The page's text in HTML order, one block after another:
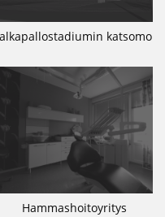
katsomo
Hammashoitoyritys